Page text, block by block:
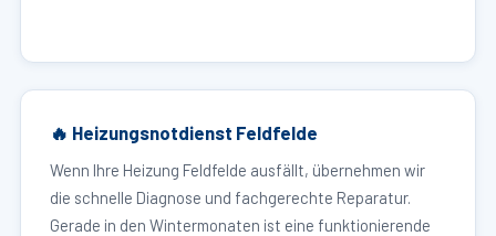
🔥 Heizungsnotdienst Feldfelde
Wenn Ihre Heizung Feldfelde ausfällt, übernehmen wir
die schnelle Diagnose und fachgerechte Reparatur.
Gerade in den Wintermonaten ist eine funktionierende